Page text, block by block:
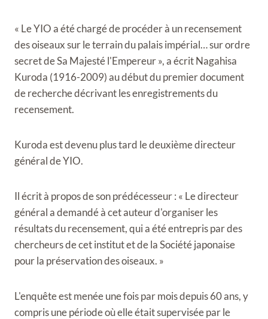
« Le YIO a été chargé de procéder à un recensement
des oiseaux sur le terrain du palais impérial… sur ordre
secret de Sa Majesté l'Empereur », a écrit Nagahisa
Kuroda (1916-2009) au début du premier document
de recherche décrivant les enregistrements du
recensement.
Kuroda est devenu plus tard le deuxième directeur
général de YIO.
Il écrit à propos de son prédécesseur : « Le directeur
général a demandé à cet auteur d'organiser les
résultats du recensement, qui a été entrepris par des
chercheurs de cet institut et de la Société japonaise
pour la préservation des oiseaux. »
L'enquête est menée une fois par mois depuis 60 ans, y
compris une période où elle était supervisée par le